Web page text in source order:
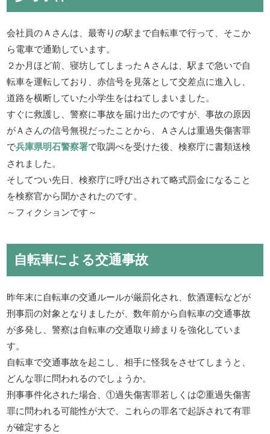
会社員のＡさんは、最寄りの駅まで自転車で行って、そこか
ら電車で通勤しています。
２か月ほど前、寝坊してしまったＡさんは、駅まで急いで自
転車を運転しており、赤信号を見落として交差点に進入し、
道路を横断していた小学生をはねてしまいました。
すぐに救護し、警察に事故を届け出たのですが、事故の原因
がＡさんの信号無視だったことから、Ａさんは重過失傷害罪
で兵庫県明石警察署で取調べを受けた後、検察庁に書類送検
されました。
そしてつい先日、検察庁に呼び出されて略式罰金になること
を検察官から聞かされたのです。
～フィクションです～
自転車による交通事故
昨年末に自転車の交通ルールが厳罰化され、飲酒運転などが
刑事罰の対象となりましたが、数年前から自転車の交通事故
が多発し、警察は自転車の交通取り締まりを強化していま
す。
自転車で交通事故を起こし、相手に怪我をさせてしまうと、
どんな罪に問われるのでしょうか。
刑事事件化された場合、①過失傷害罪若しくは②重過失傷害
罪に問われる可能性が大で、これらの罪名で起訴されて有罪
が確定すると